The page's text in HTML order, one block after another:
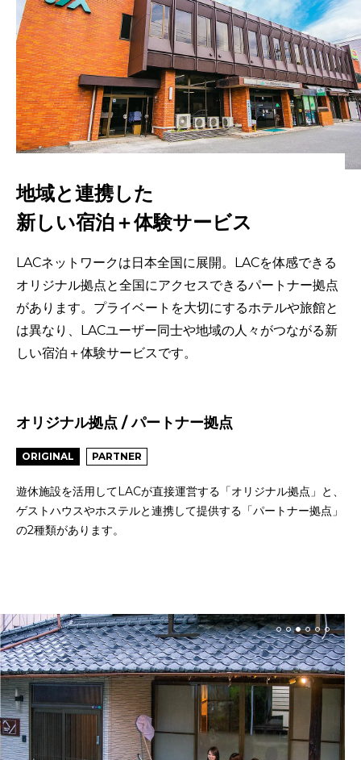
地域と連携した
新しい宿泊＋体験サービス
LACネットワークは日本全国に展開。LACを体感できる
オリジナル拠点と全国にアクセスできるパートナー拠点
があります。プライベートを大切にするホテルや旅館と
は異なり、LACユーザー同士や地域の人々がつながる新
しい宿泊＋体験サービスです。
オリジナル拠点 / パートナー拠点
ORIGINAL PARTNER
遊休施設を活用してLACが直接運営する「オリジナル拠点」と、
ゲストハウスやホステルと連携して提供する「パートナー拠点」
の2種類があります。